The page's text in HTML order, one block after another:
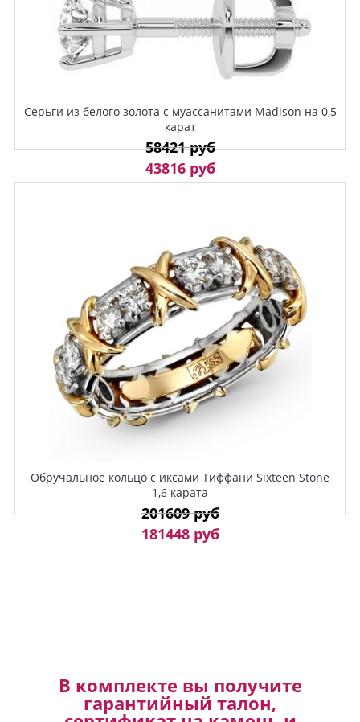
Серьги из белого золота с муассанитами Madison на 0,5
карат
58421 руб
43816 руб
Обручальное кольцо с иксами Тиффани Sixteen Stone
1,6 карата
201609 руб
181448 руб
В комплекте вы получите
гарантийный талон,